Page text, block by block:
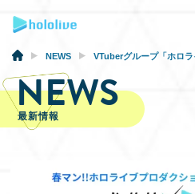
NEWS
NEWS VTuberグループ「ホロライブプロダ
NEWS
最新情報